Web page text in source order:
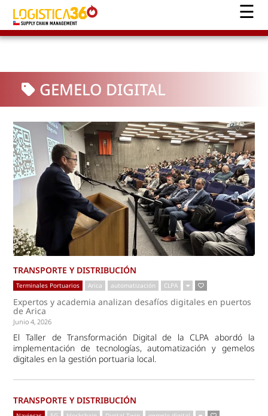
GEMELO DIGITAL
TRANSPORTE Y DISTRIBUCIÓN
Terminales Portuarios Arica automatización CLPA
Expertos y academia analizan desafíos digitales en puertos
de Arica
Junio 4, 2026
El Taller de Transformación Digital de la CLPA abordó la
implementación de tecnologías, automatización y gemelos
digitales en la gestión portuaria local.
TRANSPORTE Y DISTRIBUCIÓN